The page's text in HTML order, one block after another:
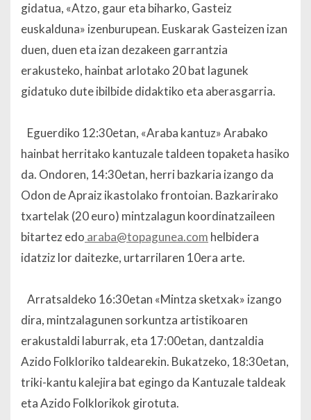
gidatua, «Atzo, gaur eta biharko, Gasteiz
euskalduna» izenburupean. Euskarak Gasteizen izan
duen, duen eta izan dezakeen garrantzia
erakusteko, hainbat arlotako 20 bat lagunek
gidatuko dute ibilbide didaktiko eta aberasgarria.
Eguerdiko 12:30etan, «Araba kantuz» Arabako
hainbat herritako kantuzale taldeen topaketa hasiko
da. Ondoren, 14:30etan, herri bazkaria izango da
Odon de Apraiz ikastolako frontoian. Bazkarirako
txartelak (20 euro) mintzalagun koordinatzaileen
bitartez edo araba@topagunea.com helbidera
idatziz lor daitezke, urtarrilaren 10era arte.
Arratsaldeko 16:30etan «Mintza sketxak» izango
dira, mintzalagunen sorkuntza artistikoaren
erakustaldi laburrak, eta 17:00etan, dantzaldia
Azido Folkloriko taldearekin. Bukatzeko, 18:30etan,
triki-kantu kalejira bat egingo da Kantuzale taldeak
eta Azido Folklorikok girotuta.